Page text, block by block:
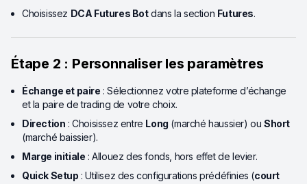
Choisissez DCA Futures Botdans la section Futures.
Étape 2 : Personnaliser les paramètres
Échange et paire : Sélectionnez votre plateforme d’échange
et la paire de trading de votre choix.
Direction : Choisissez entre Long (marché haussier) ouShort
(marché baissier).
Marge initiale : Allouez des fonds, hors effet de levier.
Quick Setup : Utilisez des configurations prédéfinies (court